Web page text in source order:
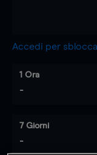
Accedi per
1 Ora
-
7 Giorni
-